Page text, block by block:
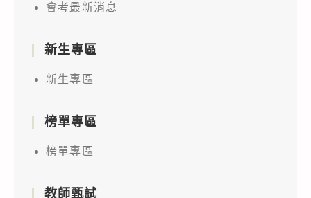
會考最新消息
新生專區
新生專區
榜單專區
榜單專區
教師甄試